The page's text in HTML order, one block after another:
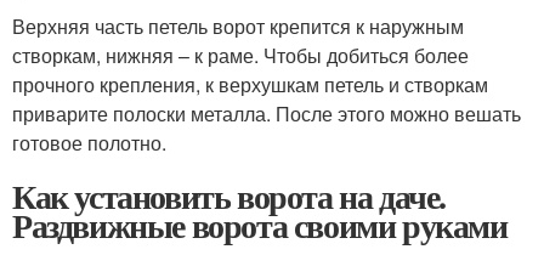
Верхняя часть петель ворот крепится к наружным
створкам, нижняя – к раме. Чтобы добиться более
прочного крепления, к верхушкам петель и створкам
приварите полоски металла. После этого можно вешать
готовое полотно.
Как установить ворота на даче.
Раздвижные ворота своими руками